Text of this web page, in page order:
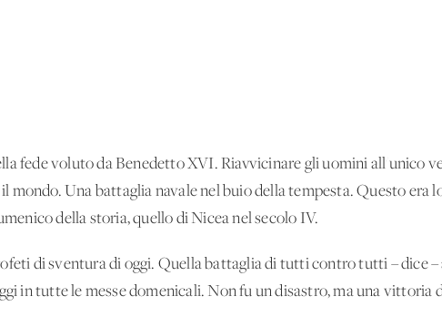
fede voluto da Benedetto XVI. Riavvicinare gli uomini all'unico
mondo. Una battaglia navale nel buio della tempesta. Questo era
della storia, quello di Nicea nel secolo IV.
di sventura di oggi. Quella battaglia di tutti contro tutti – dice –
in tutte le messe domenicali. Non fu un disastro, ma una